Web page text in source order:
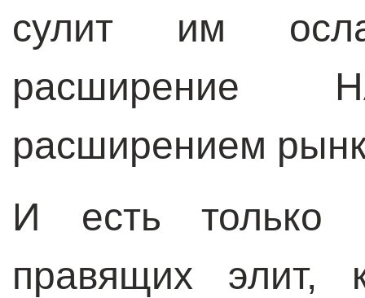
сулит им
расширением
И есть только
правящих элит,